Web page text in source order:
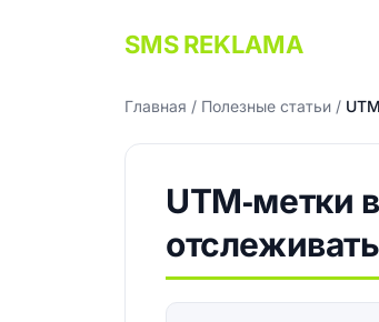
SMS REKLAMA
Главная / Полезные статьи /
UTM‑метки